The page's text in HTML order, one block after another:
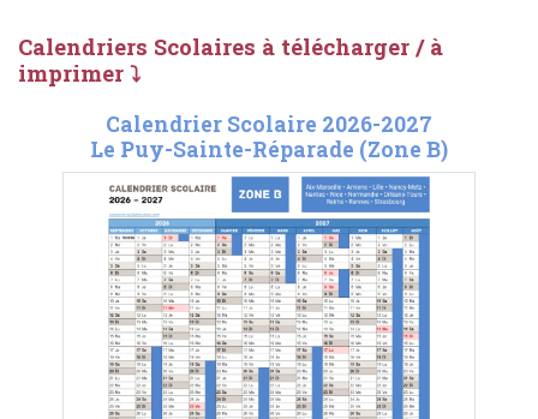
Calendriers Scolaires à télécharger / à
imprimer ⤵
Calendrier Scolaire 2026-2027
Le Puy-Sainte-Réparade (Zone B)